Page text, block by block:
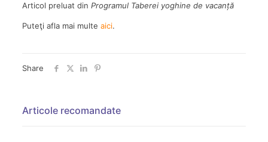
Articol preluat din Programul Taberei yoghine de vacanță
Puteţi afla mai multe aici.
Share
Articole recomandate